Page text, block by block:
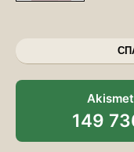
Akismet
149